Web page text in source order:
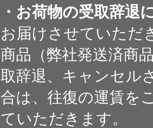
・お荷物の受取辞退
お届けさせていただ
商品（弊社発送済商
取辞退、キャンセル
合は、往復の運賃を
ていただきます。